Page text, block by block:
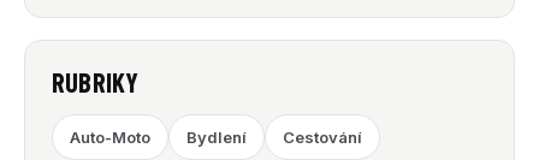
RUBRIKY
Auto-Moto Bydlení Cestování